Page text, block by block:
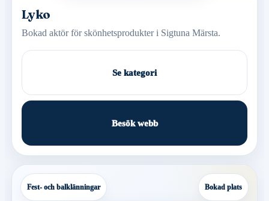
Lyko
Bokad aktör för skönhetsprodukter i Sigtuna Märsta.
Se kategori
Besök webb
Fest- och balklänningar Bokad plats